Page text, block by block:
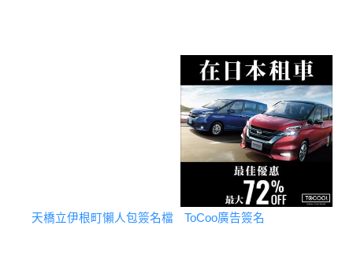
天橋立伊根町懶人包簽名檔 ToCoo廣告簽名